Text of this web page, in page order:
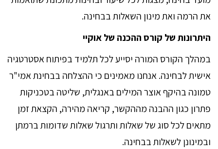
את הרמה ואת מינון השאלות בבחינה.
היתרונות של קורס ההכנה של אוקיי
במהלך הקורס המורה יסייע לכל תלמיד בפיתוח אסטרטגיה
אישית לבחינה. אנחנו מאמינים כי ההצלחה בבחינת אמי"ר
טמונה בהיקף אוצר המילים באנגלית, שליטה בטכניקות
פתרון כגון ההבנה מההקשר, קריאה מהירה, הקצאת זמן
מתאים לכל סוג של שאלות ותרגול שאלות שדומות ברמתן
ובמינונן לשאלות בבחינה.